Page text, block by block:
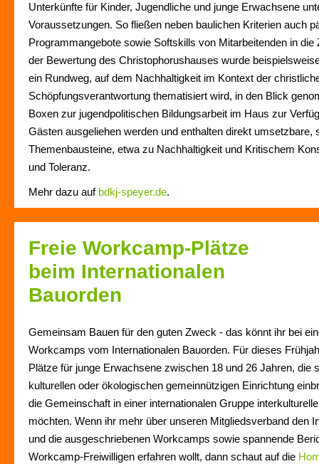
Unterkünfte für Kinder, Jugendliche und junge Erwachsene
Voraussetzungen. So fließen neben baulichen Kriterien auch
Programmangebote sowie Softskills von Mitarbeitenden in die
der Bewertung des Christophorushauses wurde
ein Rundweg, auf dem Nachhaltigkeit im Kontext der
Schöpfungsverantwortung thematisiert wird, in den Blick
Boxen zur jugendpolitischen Bildungsarbeit im Haus zur
Gästen ausgeliehen werden und enthalten direkt umsetzbare,
Themenbausteine, etwa zu Nachhaltigkeit und Kritischem
und Toleranz.
Mehr dazu auf bdkj-speyer.de.
Freie Workcamp-Plätze
beim Internationalen
Bauorden
Gemeinsam Bauen für den guten Zweck - das könnt ihr bei
Workcamps vom Internationalen Bauorden. Für dieses
Plätze für junge Erwachsene zwischen 18 und 26 Jahren, die
kulturellen oder ökologischen gemeinnützigen Einrichtung
die Gemeinschaft in einer internationalen Gruppe
möchten. Wenn ihr mehr über unseren Mitgliedsverband den
und die ausgeschriebenen Workcamps sowie spannende
Workcamp-Freiwilligen erfahren wollt, dann schaut auf die